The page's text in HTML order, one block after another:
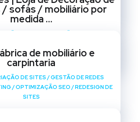
SITES
sofás / mobiliário por
medida …
SITESde mobiliário e
carpintaria
DE SITES /GESTÃO DE REDES
/OPTIMIZAÇÃO SEO /REDESIGN DE
SITES